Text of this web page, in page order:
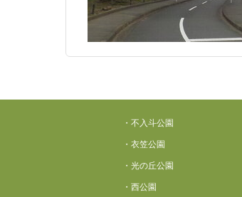
・不入斗公園
・衣笠公園
・光の丘公園
・西公園